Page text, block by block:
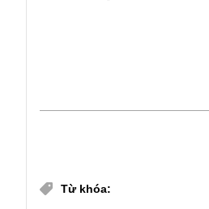
Từ khóa: